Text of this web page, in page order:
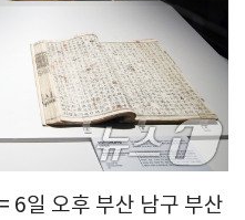
6일 오후 부산 남구 부산